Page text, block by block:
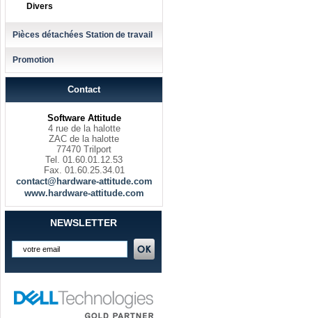
Divers
Pièces détachées Station de travail
Promotion
Contact
Software Attitude
4 rue de la halotte
ZAC de la halotte
77470 Trilport
Tel. 01.60.01.12.53
Fax. 01.60.25.34.01
contact@hardware-attitude.com
www.hardware-attitude.com
NEWSLETTER